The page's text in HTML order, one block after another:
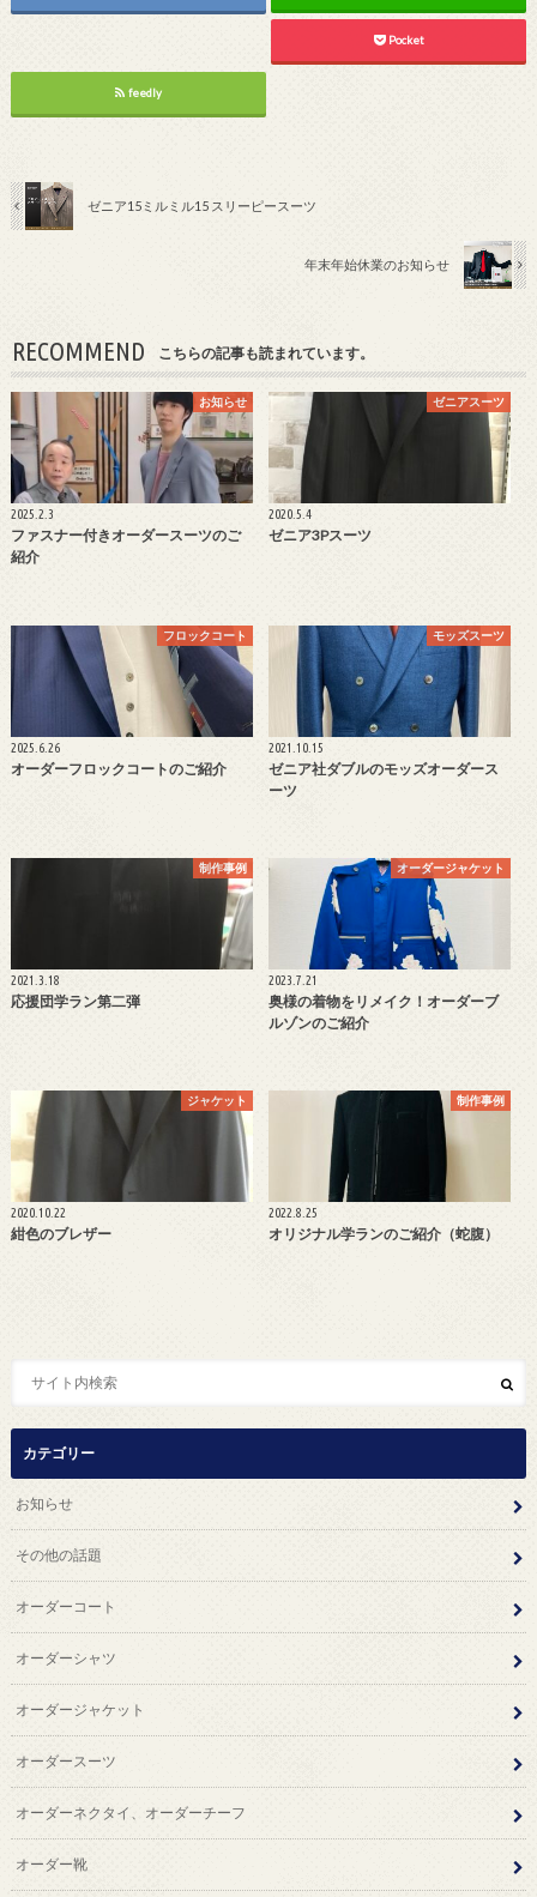
Pocket
feedly
ゼニア15ミルミル15 スリーピースーツ
年末年始休業のお知らせ
RECOMMEND こちらの記事も読まれています。
お知らせ
2025.2.3
ファスナー付きオーダースーツのご
紹介
ゼニアスーツ
2020.5.4
ゼニア3Pスーツ
フロックコート
2025.6.26
オーダーフロックコートのご紹介
モッズスーツ
2021.10.15
ゼニア社ダブルのモッズオーダース
ーツ
制作事例
2021.3.18
応援団学ラン第二弾
オーダージャケット
2023.7.21
奥様の着物をリメイク！オーダーブ
ルゾンのご紹介
ジャケット
2020.10.22
紺色のブレザー
制作事例
2022.8.25
オリジナル学ランのご紹介（蛇腹）
カテゴリー
お知らせ
その他の話題
オーダーコート
オーダーシャツ
オーダージャケット
オーダースーツ
オーダーネクタイ、オーダーチーフ
オーダー靴